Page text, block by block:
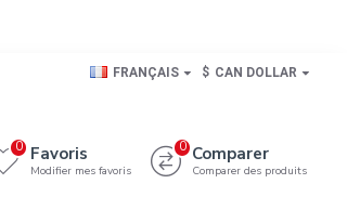
FRANÇAIS $ CAN DOLLAR
Favoris
Modifier mes favoris
0 Comparer
Comparer des produits
0